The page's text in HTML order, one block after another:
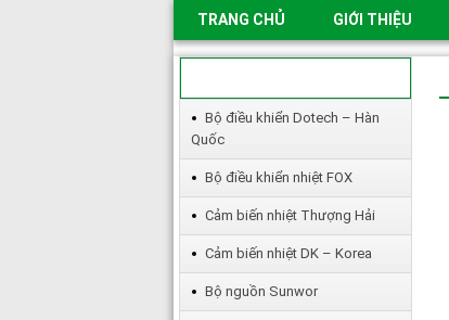
TRANG CHỦ GIỚI THIỆU
Bộ điều khiển Dotech – Hàn
Quốc
Bộ điều khiển nhiệt FOX
Cảm biến nhiệt Thượng Hải
Cảm biến nhiệt DK – Korea
Bộ nguồn Sunwor